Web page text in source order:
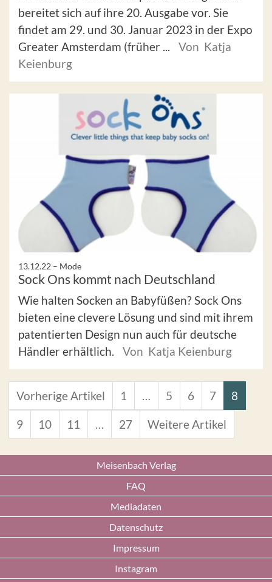
bereitet sich auf ihre 20. Ausgabe vor. Sie
findet am 29. und 30. Januar 2023 in der Expo
Greater Amsterdam (früher ...
Von Katja
Keienburg
13.12.22 – Mode
Sock Ons kommt nach Deutschland
Wie halten Socken an Babyfüßen? Sock Ons
bieten eine clevere Lösung und sind mit ihrem
patentierten Design nun auch für deutsche
Händler erhältlich.
Von Katja Keienburg
Vorherige Artikel 1 … 5 6 7 8
9 10 11 … 27 Weitere Artikel
Meisenbach Verlag
FAQ
Mediadaten
Datenschutz
Impressum
Instagram